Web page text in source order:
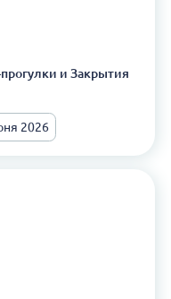
и Закрытия
2026